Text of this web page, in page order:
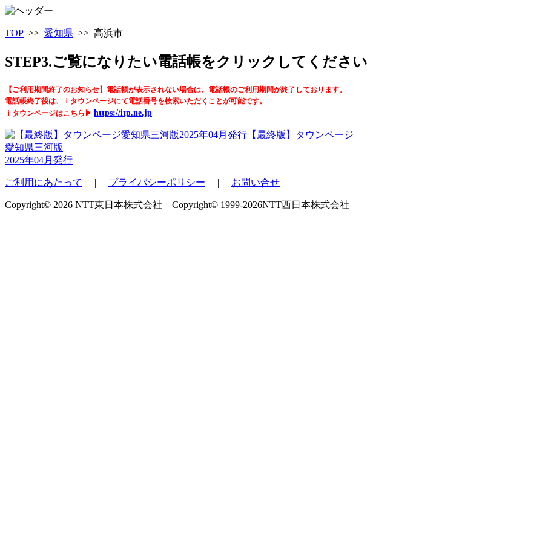
TOP >> 愛知県 >> 高浜市
STEP3.ご覧になりたい電話帳をクリックしてください
【ご利用期間終了のお知らせ】電話帳が表示されない場合は、電話帳のご利用期間が終了しております。
電話帳終了後は、ｉタウンページにて電話番号を検索いただくことが可能です。
ｉタウンページはこちら▶ https://itp.ne.jp
【最終版】タウンページ
愛知県三河版
2025年04月発行
ご利用にあたって | プライバシーポリシー | お問い合せ
Copyright© 2026 NTT東日本株式会社 Copyright© 1999-2026NTT西日本株式会社